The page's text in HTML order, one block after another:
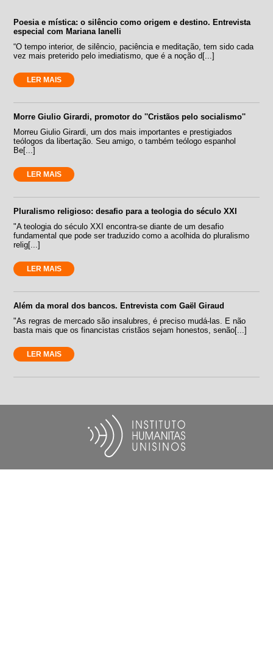
Poesia e mística: o silêncio como origem e destino. Entrevista
especial com Mariana Ianelli
“O tempo interior, de silêncio, paciência e meditação, tem sido cada
vez mais preterido pelo imediatismo, que é a noção d[...]
LER MAIS
Morre Giulio Girardi, promotor do ''Cristãos pelo socialismo''
Morreu Giulio Girardi, um dos mais importantes e prestigiados
teólogos da libertação. Seu amigo, o também teólogo espanhol
Be[...]
LER MAIS
Pluralismo religioso: desafio para a teologia do século XXI
"A teologia do século XXI encontra-se diante de um desafio
fundamental que pode ser traduzido como a acolhida do pluralismo
relig[...]
LER MAIS
Além da moral dos bancos. Entrevista com Gaël Giraud
"As regras de mercado são insalubres, é preciso mudá-las. E não
basta mais que os financistas cristãos sejam honestos, senão[...]
LER MAIS